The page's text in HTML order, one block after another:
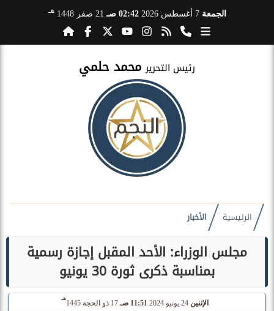
الجمعة 7 أغسطس 2026 02:42 صـ 21 صفر 1448 هـ
رئيس التحرير محمد حلمي
الرئيسية الأخبار
مجلس الوزراء: الأحد المقبل إجازة رسمية
بمناسبة ذكرى ثورة 30 يونيو
الإثنين 24 يونيو 2024 11:51 صـ 17 ذو الحجة 1445
هـ